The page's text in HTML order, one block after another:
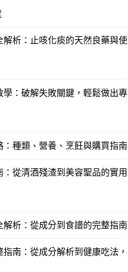
解析：止咳化痰的天然良藥與使
學：破解失敗關鍵，輕鬆做出專
：種類、營養、烹飪與購買指南
：從清酒殘渣到美容聖品的實用
解析：從成分到食譜的完整指南
南：從成分解析到健康吃法，